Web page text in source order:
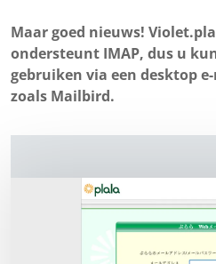
Maar goed nieuws!
ondersteunt IMAP, dus u
gebruiken via een desktop
zoals Mailbird.